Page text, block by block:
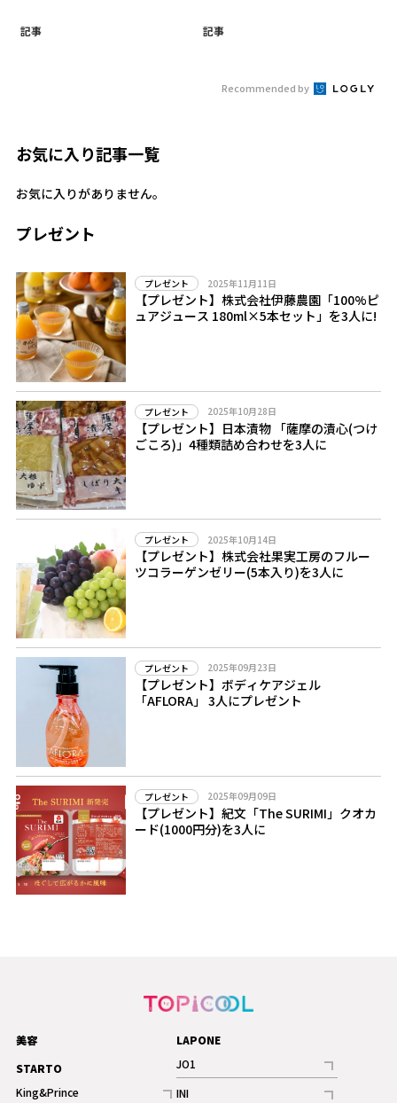
記事 記事
Recommended by
お気に入り記事一覧
お気に入りがありません。
プレゼント
プレゼント 2025年11月11日
【プレゼント】株式会社伊藤農園「100%ピ
ュアジュース 180ml×5本セット」を3人に!
プレゼント 2025年10月28日
【プレゼント】日本漬物 「薩摩の漬心(つけ
ごころ)」4種類詰め合わせを3人に
プレゼント 2025年10月14日
【プレゼント】株式会社果実工房のフルー
ツコラーゲンゼリー(5本入り)を3人に
プレゼント 2025年09月23日
【プレゼント】ボディケアジェル
「AFLORA」 3人にプレゼント
プレゼント 2025年09月09日
【プレゼント】紀文「The SURIMI」クオカ
ード(1000円分)を3人に
美容
STARTO
King&Prince
LAPONE
JO1
記事
INI